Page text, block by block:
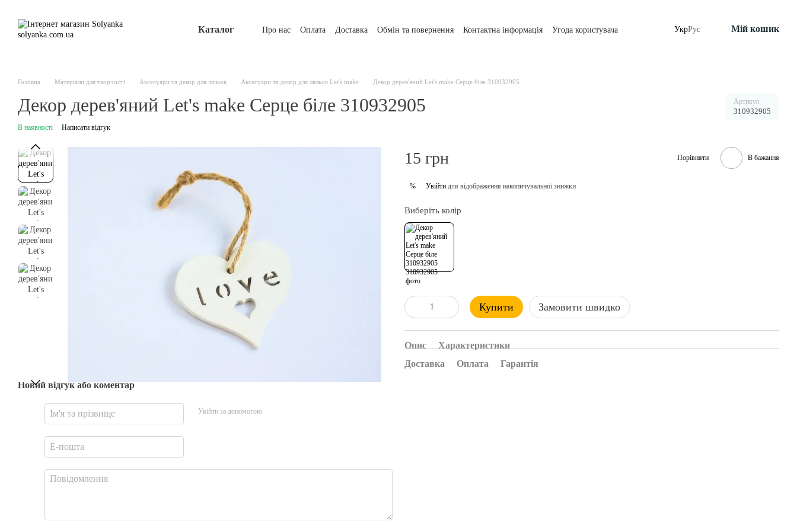
Каталог Про нас Оплата Доставка Обмін та повернення Контактна інформація Угода користувача УкрРус Мій кошик
Головна Матеріали для творчості Аксесуари та декор для ляльок Аксесуари та декор для ляльок Let's make Декор дерев'яний Let's make Серце біле 310932905
Декор дерев'яний Let's make Серце біле 310932905 Артикул
310932905
В наявності Написати відгук
Новий відгук або коментар
Увійти за допомогою
15 грн Порівняти В бажання
% Увійти для відображення накопичувальної знижки
Виберіть колір
Купити Замовити швидко
Опис
Характеристики
Доставка
Оплата Гарантія